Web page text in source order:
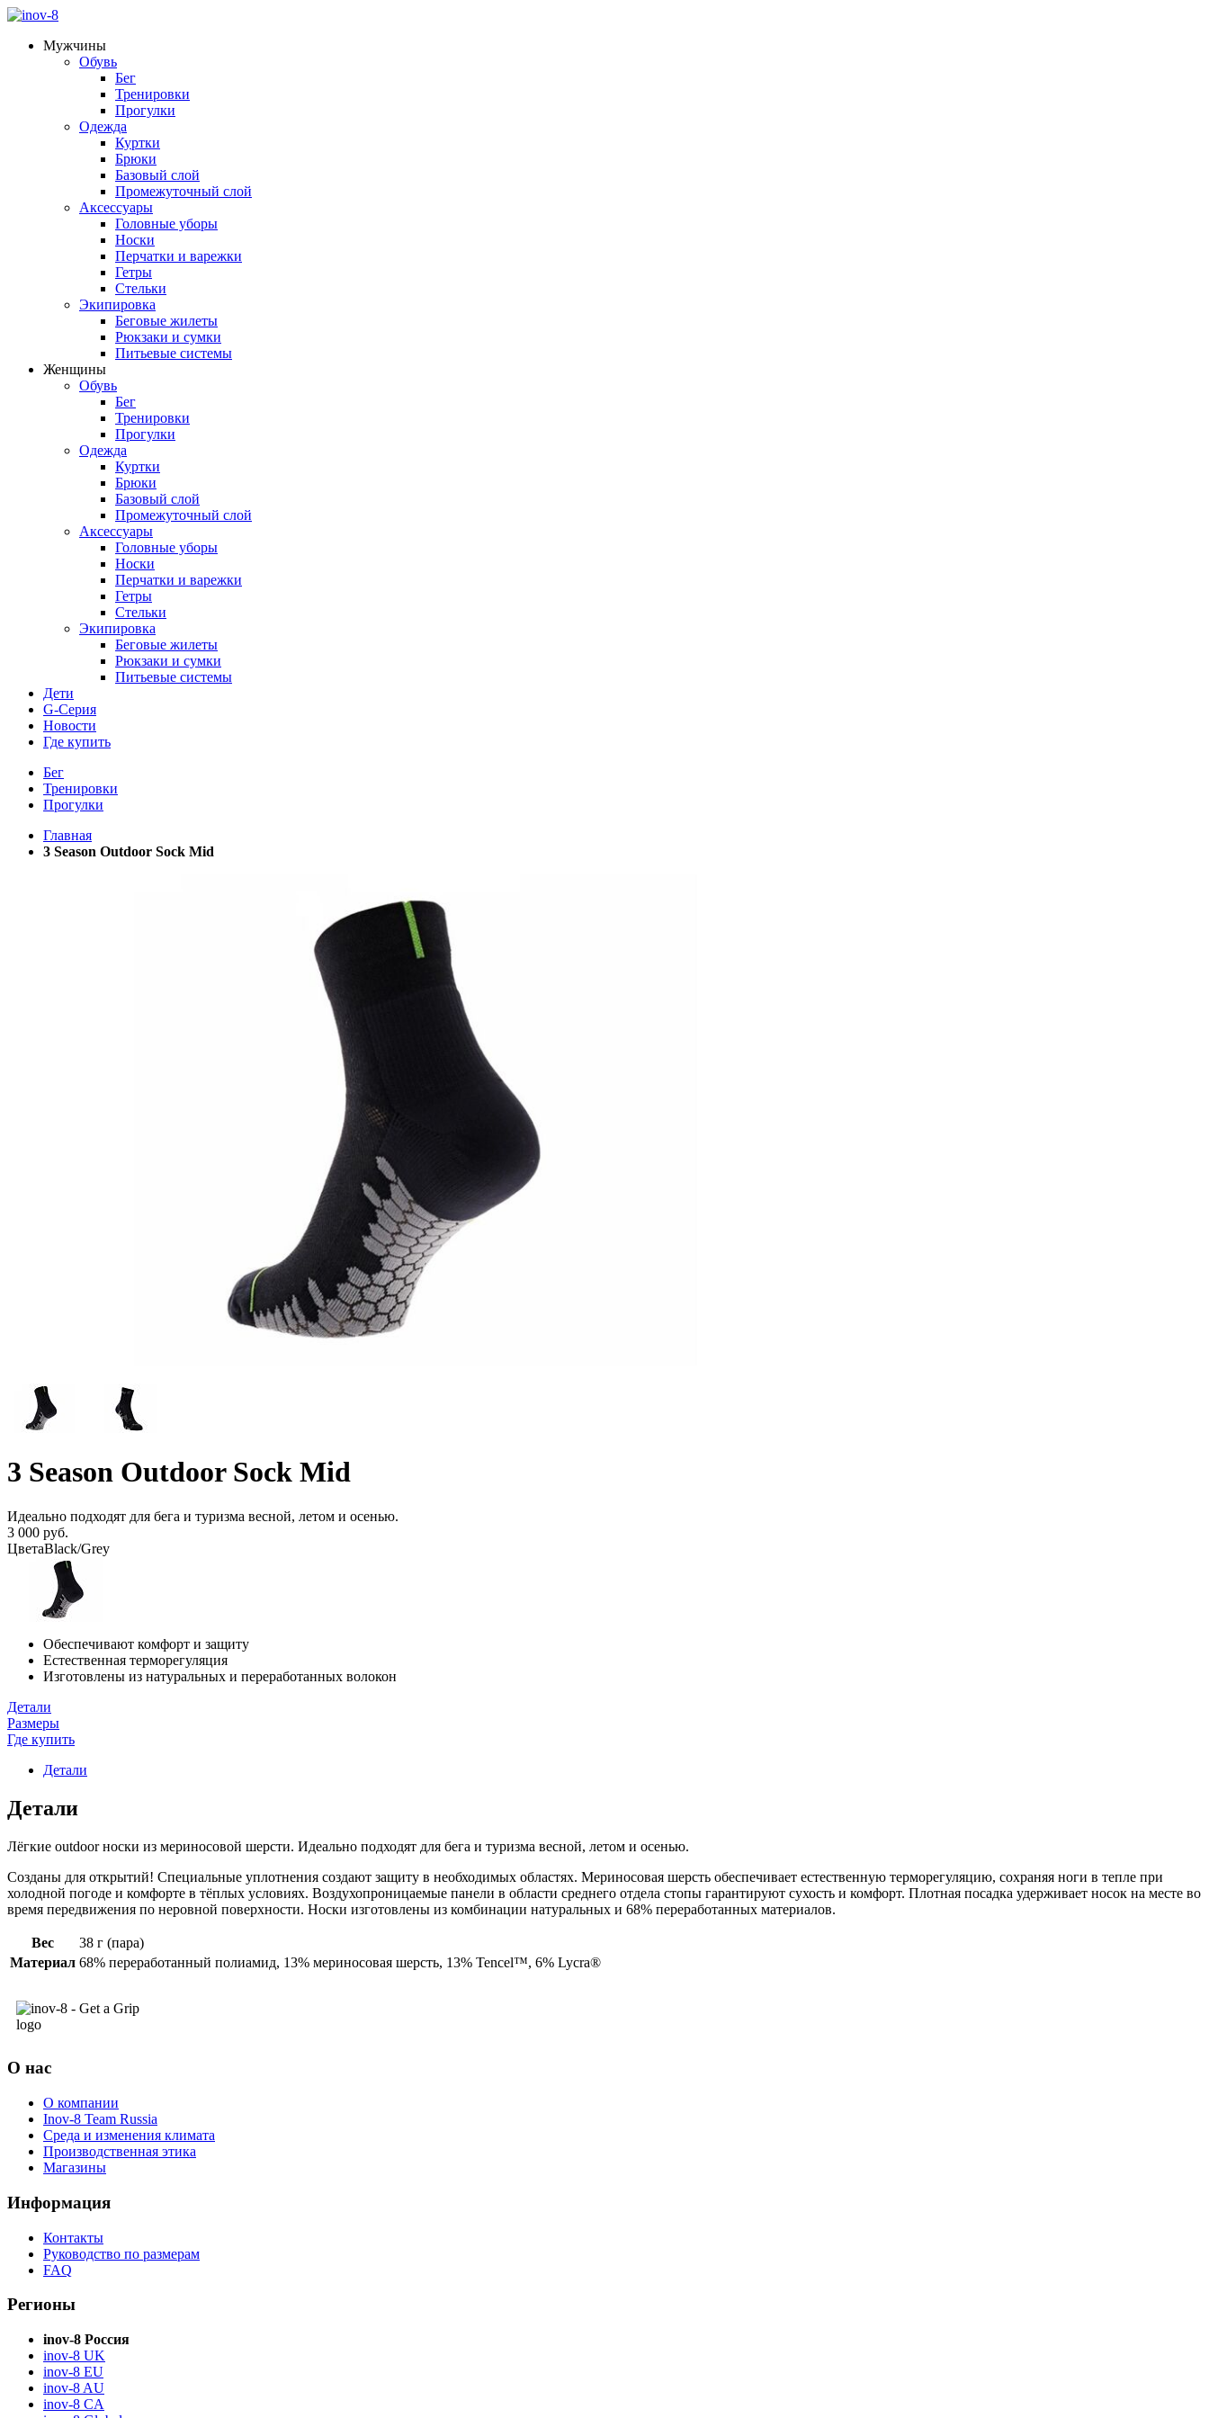
Мужчины
Обувь
Бег
Тренировки
Прогулки
Одежда
Куртки
Брюки
Базовый слой
Промежуточный слой
Аксессуары
Головные уборы
Носки
Перчатки и варежки
Гетры
Стельки
Экипировка
Беговые жилеты
Рюкзаки и сумки
Питьевые системы
Женщины
Обувь
Бег
Тренировки
Прогулки
Одежда
Куртки
Брюки
Базовый слой
Промежуточный слой
Аксессуары
Головные уборы
Носки
Перчатки и варежки
Гетры
Стельки
Экипировка
Беговые жилеты
Рюкзаки и сумки
Питьевые системы
Дети
G-Серия
Новости
Где купить
Бег
Тренировки
Прогулки
Главная
3 Season Outdoor Sock Mid
3 Season Outdoor Sock Mid
Идеально подходят для бега и туризма весной, летом и осенью.
3 000 руб.
ЦветаBlack/Grey
Обеспечивают комфорт и защиту
Естественная терморегуляция
Изготовлены из натуральных и переработанных волокон
Детали
Размеры
Где купить
Детали
Детали
Лёгкие outdoor носки из мериносовой шерсти. Идеально подходят для бега и туризма весной, летом и осенью.
Созданы для открытий! Специальные уплотнения создают защиту в необходимых областях. Мериносовая шерсть обеспечивает естественную терморегуляцию, сохраняя ноги в тепле при
холодной погоде и комфорте в тёплых условиях. Воздухопроницаемые панели в области среднего отдела стопы гарантируют сухость и комфорт. Плотная посадка удерживает носок на месте во
время передвижения по неровной поверхности. Носки изготовлены из комбинации натуральных и 68% переработанных материалов.
Вес
38 г (пара)
Материал 68% переработанный полиамид, 13% мериносовая шерсть, 13% Tencel™, 6% Lycra®
О нас
О компании
Inov-8 Team Russia
Среда и изменения климата
Производственная этика
Магазины
Информация
Контакты
Руководство по размерам
FAQ
Регионы
inov-8 Россия
inov-8 UK
inov-8 EU
inov-8 AU
inov-8 CA